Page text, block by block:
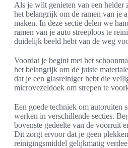
Als je wilt genieten van een helder
het belangrijk om de ramen van je
maken. In deze sectie delen we
ramen van je auto streeploos te
duidelijk beeld hebt van de weg
Voordat je begint met het
het belangrijk om de juiste
dat je een glasreiniger hebt die
microvezeldoek om strepen te
Een goede techniek om autoruiten
werken in verschillende secties.
bovenste gedeelte van de voorruit
Dit zorgt ervoor dat je geen
reinigingsmiddel gelijkmatig